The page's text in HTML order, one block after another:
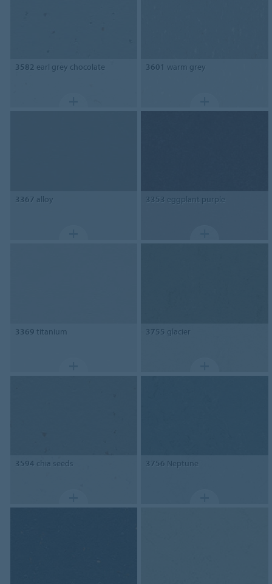
3582 earl grey chocolate 3601 warm grey
3367 alloy 3353 eggplant purple
3369 titanium 3755 glacier
3594 chia seeds 3756 Neptune